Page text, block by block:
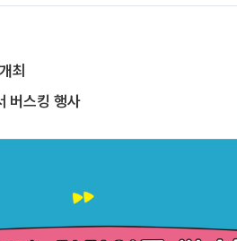
최
버스킹 행사